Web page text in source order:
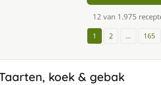
12 van 1.975
1 2 … 165
koek & gebak